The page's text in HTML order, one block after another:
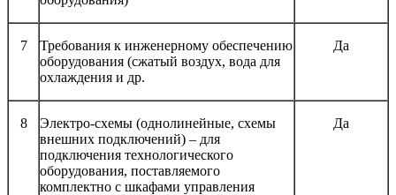
7
Требования к инженерному обеспечению
оборудования (сжатый воздух, вода для
охлаждения и др.
Да
8
Электро-схемы (однолинейные, схемы
внешних подключений) – для
подключения технологического
оборудования, поставляемого
комплектно с шкафами управления
Да